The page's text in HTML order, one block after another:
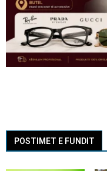
POSTIMET E FUNDIT